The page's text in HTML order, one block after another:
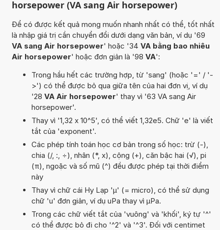
horsepower (VA sang Air horsepower)
Để có được kết quả mong muốn nhanh nhất có thể, tốt nhất
là nhập giá trị cần chuyển đổi dưới dạng văn bản, ví dụ '69
VA sang Air horsepower' hoặc '34 VA bằng bao nhiêu
Air horsepower' hoặc đơn giản là '98 VA':
Trong hầu hết các trường hợp, từ 'sang' (hoặc '=' / '-
>') có thể được bỏ qua giữa tên của hai đơn vị, ví dụ
'28 VA Air horsepower' thay vì '63 VA sang Air
horsepower'.
Thay vì '1,32 x 10^5', có thể viết 1,32e5. Chữ 'e' là viết
tắt của 'exponent'.
Các phép tính toán học cơ bản trong số học: trừ (-),
chia (/, :, ÷), nhân (*, x), cộng (+), căn bậc hai (√), pi
(π), ngoặc và số mũ (^) đều được phép tại thời điểm
này
Thay vì chữ cái Hy Lạp 'µ' (= micro), có thể sử dụng
chữ 'u' đơn giản, ví dụ uPa thay vì µPa.
Trong các chữ viết tắt của 'vuông' và 'khối', ký tự '^'
có thể được bỏ đi cho '^2' và '^3'. Đối với centimet